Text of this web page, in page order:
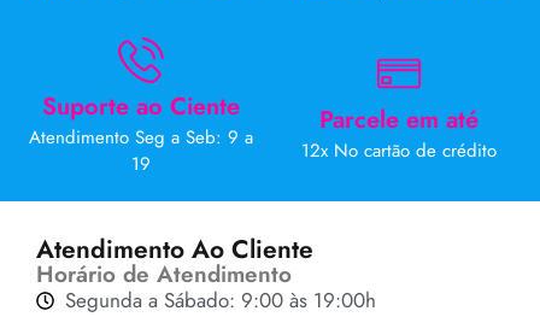
Suporte ao Ciente
Atendimento Seg a Seb: 9 a
19
Parcele em até
12x No cartão de crédito
Atendimento Ao Cliente
Horário de Atendimento
Segunda a Sábado: 9:00 às 19:00h